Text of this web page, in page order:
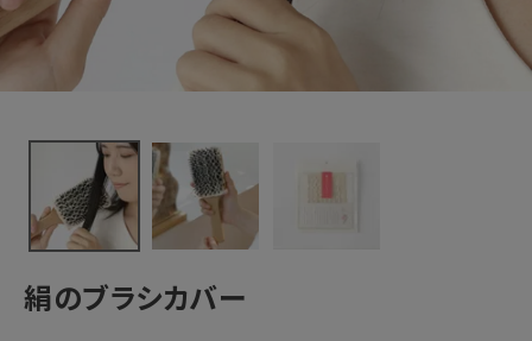
ギフトを探す
読み物
お問い合わせ
絹のブラシカバー